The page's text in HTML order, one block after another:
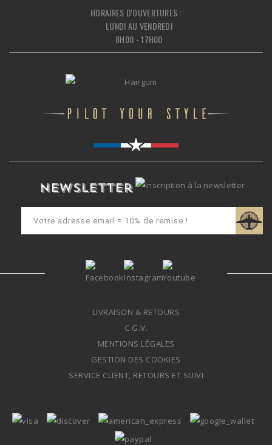
HORAIRES D'OUVERTURES :
LUNDI AU VENDREDI
8H00 - 17H00
Newsletter
LIVRAISON & RETOURS
C.G.V.
MENTIONS LÉGALES
GESTION DES COOKIES
SERVICE CLIENT, RETOURS ET SUIVI